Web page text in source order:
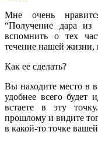
Мне очень
“Получение дара
вспомнить о тех
течение нашей жизни,
Как ее сделать?
Вы находите место в
удобнее всего будет
встаете в эту
прошлому и видите
в какой-то точке